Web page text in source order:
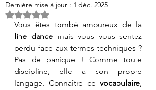
Dernière mise à jour : 1 déc. 2025
Noté NaN étoiles sur 5.
line dance mais vous vous sentez
perdu face aux termes techniques ?
Pas de panique ! Comme toute
discipline, elle a son propre
langage. Connaître ce vocabulaire,